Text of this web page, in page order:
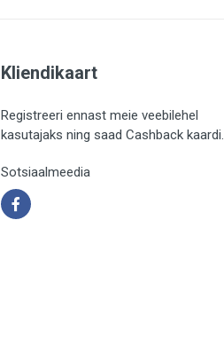
Kliendikaart
Registreeri ennast meie veebilehel
kasutajaks ning saad Cashback kaardi.
Sotsiaalmeedia